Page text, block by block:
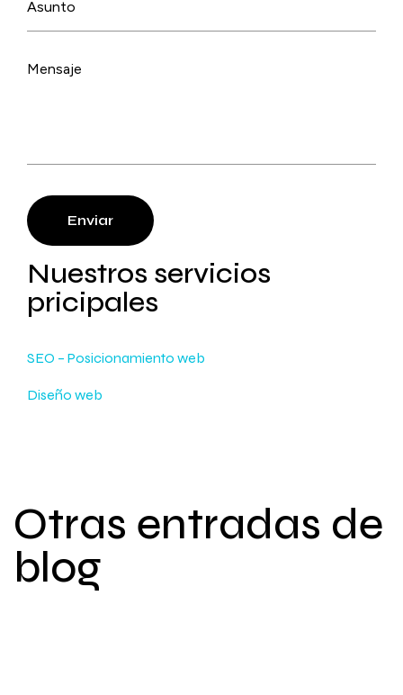
Enviar
Nuestros servicios
pricipales
SEO – Posicionamiento web
Diseño web
Otras entradas de
blog